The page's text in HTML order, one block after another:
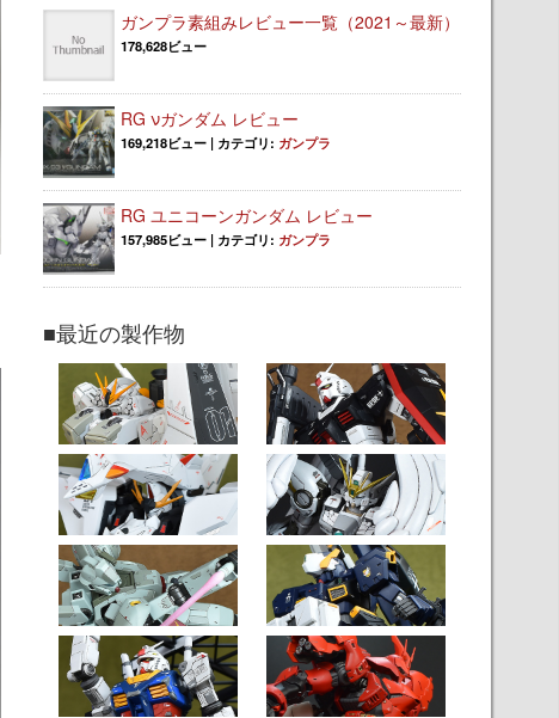
ガンプラ素組みレビュー一覧（2021～最新）
178,628ビュー
RG νガンダム レビュー
169,218ビュー | カテゴリ: ガンプラ
RG ユニコーンガンダム レビュー
157,985ビュー | カテゴリ: ガンプラ
■最近の製作物